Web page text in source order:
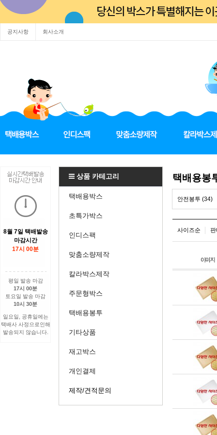
공지사항 회사소개
8월 7일 택배발송
마감시간
17시 00분
평일 발송 마감
17시 00분
토요일 발송 마감
10시 30분
일요일, 공휴일에는
택배사 사정으로인해
발송되지 않습니다.
상품 카테고리
택배용박스
초특가박스
인디스팩
맞춤소량제작
칼라박스제작
주문형박스
택배용봉투
기타상품
재고박스
개인결제
제작/견적문의
택배용봉
안전봉투 (34)
사이즈순